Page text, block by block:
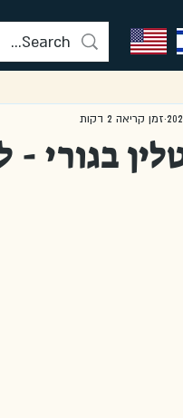
בגורי
זמן קריאה 2 דקות